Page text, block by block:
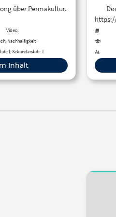
Video) –
über Permakultur.
Video
Nachhaltigkeit
I, Sekundarstufe II
Inhalt